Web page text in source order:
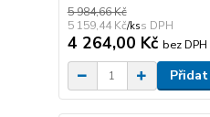
5 984,66 Kč
5 159,44 Kč/ks
4 264,00 Kč bez DPH